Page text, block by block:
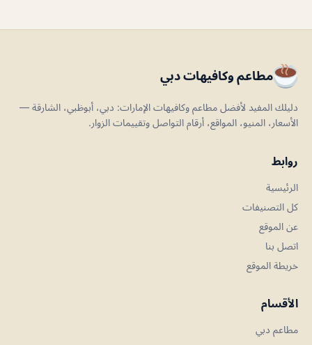
مطاعم وكافيهات دبي
دليلك المفيد لأفضل مطاعم وكافيهات الإمارات: دبي، أبوظبي، الشارقة —
الأسعار، المنيو، المواقع، أرقام التواصل وتقييمات الزوار.
روابط
الرئيسية
كل التصنيفات
عن الموقع
اتصل بنا
خريطة الموقع
الأقسام
مطاعم دبي